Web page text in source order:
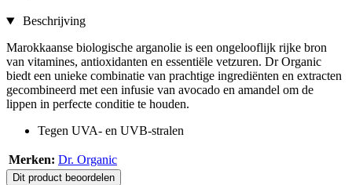
Beschrijving
Marokkaanse biologische arganolie is een ongelooflijk rijke bron
van vitamines, antioxidanten en essentiële vetzuren. Dr Organic
biedt een unieke combinatie van prachtige ingrediënten en extracten
gecombineerd met een infusie van avocado en amandel om de
lippen in perfecte conditie te houden.
Tegen UVA- en UVB-stralen
Merken: Dr. Organic
Dit product beoordelen